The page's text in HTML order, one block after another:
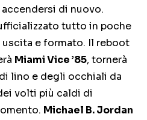
di nuovo.
tutto in poche
e formato. Il reboot
Miami Vice ’85, tornerà
lino e degli occhiali da
volti più caldi di
Michael B. Jordan